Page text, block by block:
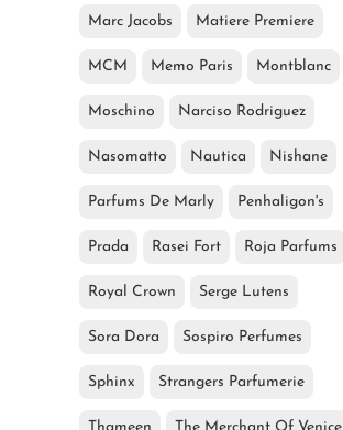
Marc Jacobs Matiere Premiere
MCM Memo Paris Montblanc
Moschino Narciso Rodriguez
Nasomatto Nautica Nishane
Parfums De Marly Penhaligon's
Prada Rasei Fort Roja Parfums
Royal Crown Serge Lutens
Sora Dora Sospiro Perfumes
Sphinx Strangers Parfumerie